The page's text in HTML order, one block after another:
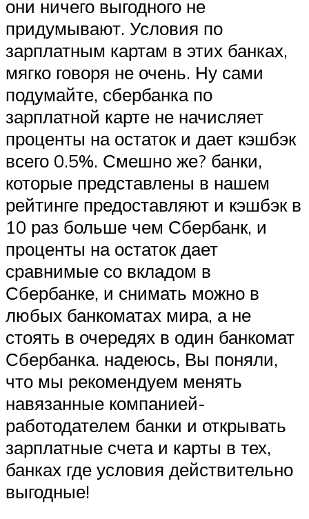
они ничего выгодного не
придумывают. Условия по
зарплатным картам в этих банках,
мягко говоря не очень. Ну сами
подумайте, сбербанка по
зарплатной карте не начисляет
проценты на остаток и дает кэшбэк
всего 0.5%. Смешно же? банки,
которые представлены в нашем
рейтинге предоставляют и кэшбэк в
10 раз больше чем Сбербанк, и
проценты на остаток дает
сравнимые со вкладом в
Сбербанке, и снимать можно в
любых банкоматах мира, а не
стоять в очередях в один банкомат
Сбербанка. надеюсь, Вы поняли,
что мы рекомендуем менять
навязанные компанией-
работодателем банки и открывать
зарплатные счета и карты в тех,
банках где условия действительно
выгодные!